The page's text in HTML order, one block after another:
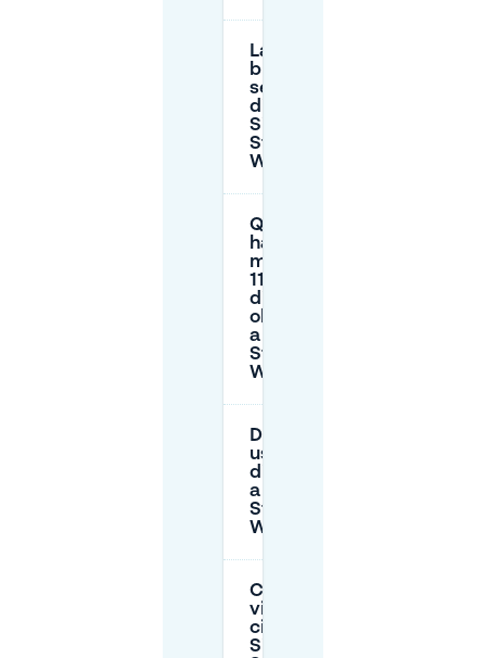
La zona
blu è
sempre
di 2 ore a
Sint-
Stevens-
Woluwe?
Quali strade
hanno un
massimo di
11 ore con
disco blu
obbligatorio
a Sint-
Stevens-
Woluwe?
Devo
usare un
disco blu
a Sint-
Stevens-
Woluwe?
C'è parcheggio
vicino al
cimitero di
Sint-